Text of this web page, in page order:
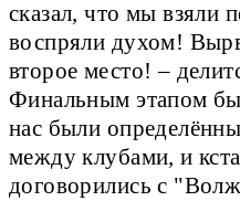
сказал, что мы взяли
воспряли духом!
второе место! –
Финальным этапом
нас были
между клубами, и
договорились с